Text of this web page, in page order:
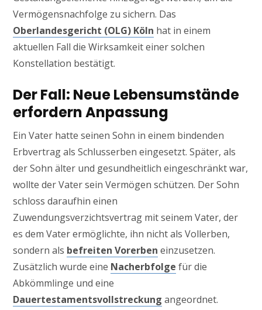
Vermögensnachfolge zu sichern. Das
Oberlandesgericht (OLG) Köln hat in einem
aktuellen Fall die Wirksamkeit einer solchen
Konstellation bestätigt.
Der Fall: Neue Lebensumstände
erfordern Anpassung
Ein Vater hatte seinen Sohn in einem bindenden
Erbvertrag als Schlusserben eingesetzt. Später, als
der Sohn älter und gesundheitlich eingeschränkt war,
wollte der Vater sein Vermögen schützen. Der Sohn
schloss daraufhin einen
Zuwendungsverzichtsvertrag mit seinem Vater, der
es dem Vater ermöglichte, ihn nicht als Vollerben,
sondern als befreiten Vorerben einzusetzen.
Zusätzlich wurde eine Nacherbfolge für die
Abkömmlinge und eine
Dauertestamentsvollstreckung angeordnet.